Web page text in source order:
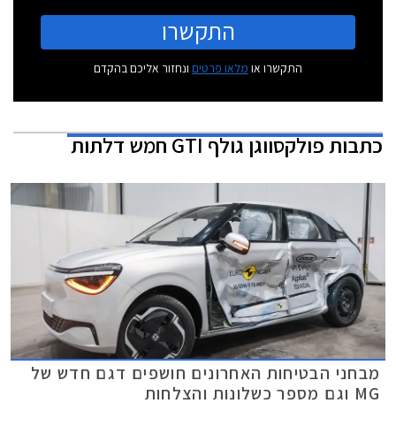
התקשרו
התקשרו או מלאו פרטים ונחזור אליכם בהקדם
כתבותפולקסווגן גולף GTI חמש דלתות
מבחני הבטיחות האחרונים חושפים דגם חדש של
MG וגם מספר כשלונות והצלחות